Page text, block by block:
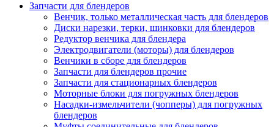
Запчасти для блендеров
Венчик, только металлическая часть для блендеров
Диски нарезки, терки, шинковки для блендеров
Редуктор венчика для блендера
Электродвигатели (моторы) для блендеров
Венчики в сборе для блендеров
Запчасти для блендеров прочие
Запчасти для стационарных блендеров
Моторные блоки для погружных блендеров
Насадки-измельчители (чопперы) для погружных
блендеров